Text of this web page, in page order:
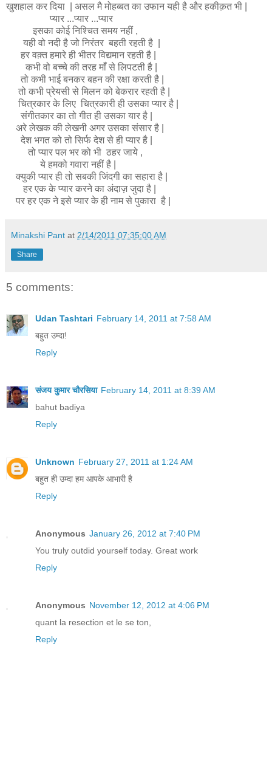
खुशहाल कर दिया | असल मै मोहब्बत का उफान यही है और हकीक़त भी |
प्यार ...प्यार ...प्यार
इसका कोई निश्चित समय नहीं ,
यही वो नदी है जो निरंतर बहती रहती है |
हर वक़्त हमारे ही भीतर विद्यमान रहती है |
कभी वो बच्चे की तरह माँ से लिपटती है |
तो कभी भाई बनकर बहन की रक्षा करती है |
तो कभी प्रेयसी से मिलन को बेकरार रहती है |
चित्रकार के लिए चित्रकारी ही उसका प्यार है |
संगीतकार का तो गीत ही उसका यार है |
अरे लेखक की लेखनी अगर उसका संसार है |
देश भगत को तो सिर्फ देश से ही प्यार है |
तो प्यार पल भर को भी ठहर जाये ,
ये हमको गवारा नहीं है |
क्युकी प्यार ही तो सबकी जिंदगी का सहारा है |
हर एक के प्यार करने का अंदाज़ जुदा है |
पर हर एक ने इसे प्यार के ही नाम से पुकारा है |
Minakshi Pant at 2/14/2011 07:35:00 AM
Share
5 comments:
Udan Tashtari February 14, 2011 at 7:58 AM
बहुत उम्दा!
Reply
संजय कुमार चौरसिया February 14, 2011 at 8:39 AM
bahut badiya
Reply
Unknown February 27, 2011 at 1:24 AM
बहुत ही उम्दा हम आपके आभारी है
Reply
Anonymous January 26, 2012 at 7:40 PM
You truly outdid yourself today. Great work
Reply
Anonymous November 12, 2012 at 4:06 PM
quant la resection et le se ton,
Reply